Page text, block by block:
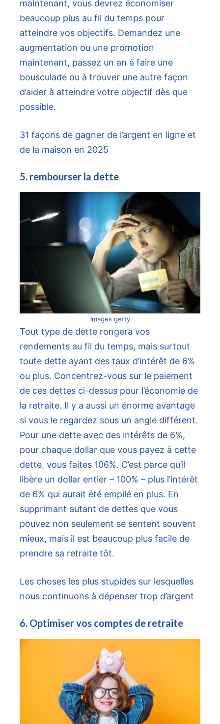
maintenant, vous devrez économiser
beaucoup plus au fil du temps pour
atteindre vos objectifs. Demandez une
augmentation ou une promotion
maintenant, passez un an à faire une
bousculade ou à trouver une autre façon
d’aider à atteindre votre objectif dès que
possible.
31 façons de gagner de l’argent en ligne et
de la maison en 2025
5. rembourser la dette
Images getty
Tout type de dette rongera vos
rendements au fil du temps, mais surtout
toute dette ayant des taux d’intérêt de 6%
ou plus. Concentrez-vous sur le paiement
de ces dettes ci-dessus pour l’économie de
la retraite. Il y a aussi un énorme avantage
si vous le regardez sous un angle différent.
Pour une dette avec des intérêts de 6%,
pour chaque dollar que vous payez à cette
dette, vous faites 106%. C’est parce qu’il
libère un dollar entier – 100% – plus l’intérêt
de 6% qui aurait été empilé en plus. En
supprimant autant de dettes que vous
pouvez non seulement se sentent souvent
mieux, mais il est beaucoup plus facile de
prendre sa retraite tôt.
Les choses les plus stupides sur lesquelles
nous continuons à dépenser trop d’argent
6. Optimiser vos comptes de retraite